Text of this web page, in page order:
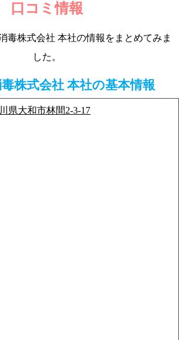
口コミ情報
毒株式会社 本社の情報をまとめてみま
した。
株式会社 本社の基本情報
県大和市林間2-3-17